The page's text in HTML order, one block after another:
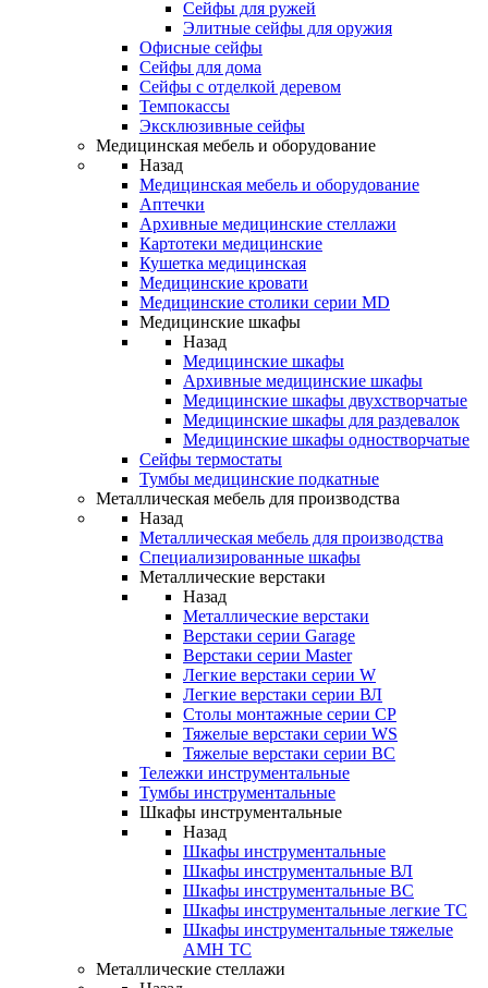
Сейфы для ружей
Элитные сейфы для оружия
Офисные сейфы
Сейфы для дома
Сейфы с отделкой деревом
Темпокассы
Эксклюзивные сейфы
Медицинская мебель и оборудование
Назад
Медицинская мебель и оборудование
Аптечки
Архивные медицинские стеллажи
Картотеки медицинские
Кушетка медицинская
Медицинские кровати
Медицинские столики серии MD
Медицинские шкафы
Назад
Медицинские шкафы
Архивные медицинские шкафы
Медицинские шкафы двухстворчатые
Медицинские шкафы для раздевалок
Медицинские шкафы одностворчатые
Сейфы термостаты
Тумбы медицинские подкатные
Металлическая мебель для производства
Назад
Металлическая мебель для производства
Cпециализированные шкафы
Металлические верстаки
Назад
Металлические верстаки
Верстаки серии Garage
Верстаки серии Master
Легкие верстаки серии W
Легкие верстаки серии ВЛ
Столы монтажные серии СР
Тяжелые верстаки серии WS
Тяжелые верстаки серии ВС
Тележки инструментальные
Тумбы инструментальные
Шкафы инструментальные
Назад
Шкафы инструментальные
Шкафы инструментальные ВЛ
Шкафы инструментальные ВС
Шкафы инструментальные легкие ТС
Шкафы инструментальные тяжелые
AMH TC
Металлические стеллажи